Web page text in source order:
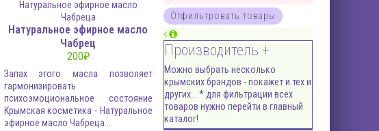
Натуральное эфирное масло
Чабрец
200₽
Запах этого масла позволяет
гармонизировать
психоэмоциональное состояние
Крымская косметика - Натуральное
эфирное масло Чабреца...
Производитель +
Можно выбрать несколько
крымских брэндов - покажет и тех и
других... * для фильтрации всех
товаров нужно перейти в главный
каталог!